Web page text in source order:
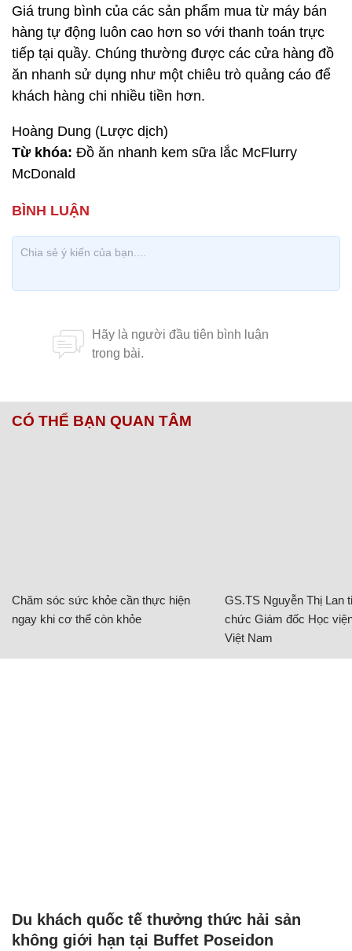
Giá trung bình của các sản phẩm mua từ máy bán
hàng tự động luôn cao hơn so với thanh toán trực
tiếp tại quầy. Chúng thường được các cửa hàng đồ
ăn nhanh sử dụng như một chiêu trò quảng cáo để
khách hàng chi nhiều tiền hơn.
Hoàng Dung (Lược dịch)
Từ khóa: Đồ ăn nhanh kem sữa lắc McFlurry
McDonald
CÓ THỂ BẠN QUAN TÂM
Chăm sóc sức khỏe cần thực hiện
ngay khi cơ thể còn khỏe
GS.TS Nguyễn Thị Lan
chức Giám đốc Học
Việt Nam
Du khách quốc tế thưởng thức hải sản
không giới hạn tại Buffet Poseidon